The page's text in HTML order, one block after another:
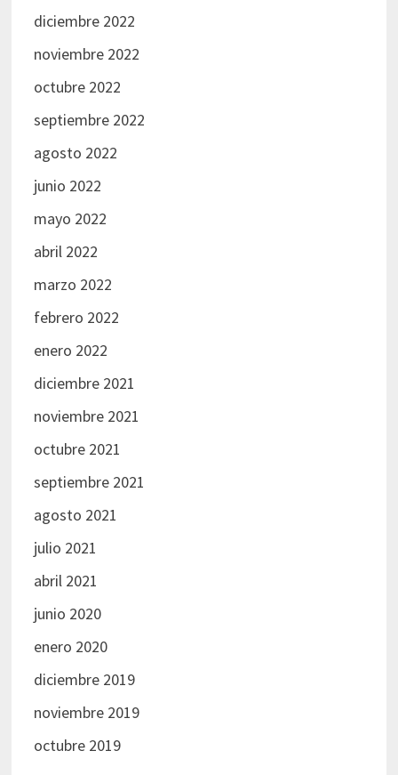
diciembre 2022
noviembre 2022
octubre 2022
septiembre 2022
agosto 2022
junio 2022
mayo 2022
abril 2022
marzo 2022
febrero 2022
enero 2022
diciembre 2021
noviembre 2021
octubre 2021
septiembre 2021
agosto 2021
julio 2021
abril 2021
junio 2020
enero 2020
diciembre 2019
noviembre 2019
octubre 2019